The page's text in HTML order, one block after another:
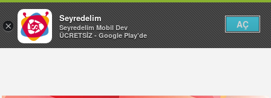
×
Seyredelim
Seyredelim Mobil Dev
ÜCRETSİZ - Google Play'de
AÇ